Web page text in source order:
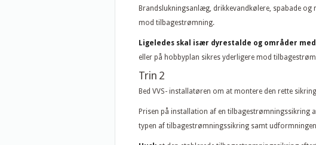
Brandslukningsanlæg, drikkevandkølere, spabade
mod tilbagestrømning.
Ligeledes skal især dyrestalde og områder
eller på hobbyplan sikres yderligere mod
Trin 2
Bed VVS- installatøren om at montere den rette
Prisen på installation af en
typen af tilbagestrømningssikring samt